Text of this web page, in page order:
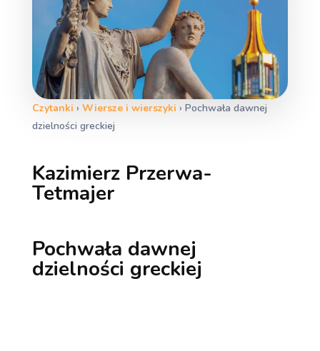
Czytanki › Wiersze i wierszyki › Pochwała dawnej
dzielności greckiej
Kazimierz Przerwa-
Tetmajer
Pochwała dawnej
dzielności greckiej